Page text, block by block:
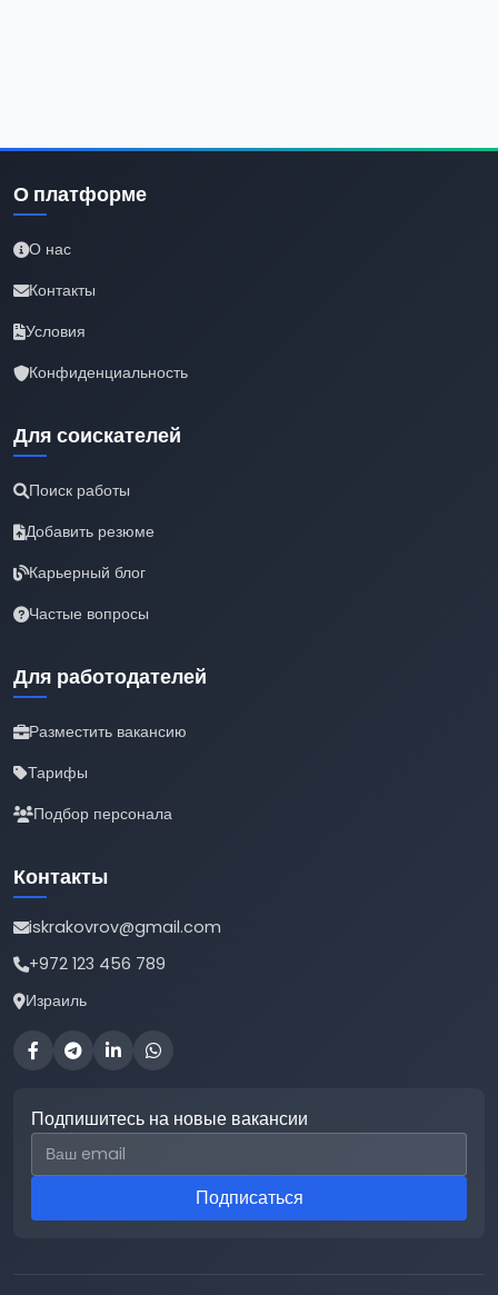
О платформе
О нас
Контакты
Условия
Конфиденциальность
Для соискателей
Поиск работы
Добавить резюме
Карьерный блог
Частые вопросы
Для работодателей
Разместить вакансию
Тарифы
Подбор персонала
Контакты
iskrakovrov@gmail.com
+972 123 456 789
Израиль
Подпишитесь на новые вакансии
Email для подписки
Подписаться